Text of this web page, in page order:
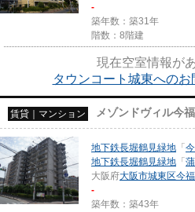
-
築年数：築31年
階数：8階建
現在空室情報が
タウンコート城東への
賃貸｜マンション メゾンドヴィル今福
地下鉄長堀鶴見緑地 「
地下鉄長堀鶴見緑地 「
大阪府大阪市城東区今
-
築年数：築43年